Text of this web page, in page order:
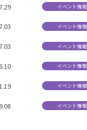
イベント情報
イベント情報
イベント情報
イベント情報
イベント情報
イベント情報